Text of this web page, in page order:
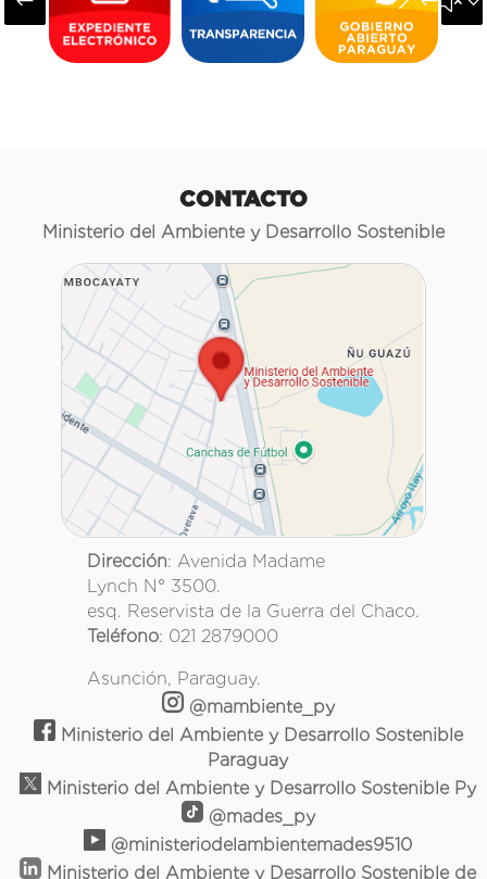
CONTACTO
Ministerio del Ambiente y Desarrollo Sostenible
Dirección: Avenida Madame
Lynch N° 3500.
esq. Reservista de la Guerra del Chaco.
Teléfono: 021 2879000
Asunción, Paraguay.
@mambiente_py
Ministerio del Ambiente y Desarrollo Sostenible
Paraguay
Ministerio del Ambiente y Desarrollo Sostenible Py
@mades_py
@ministeriodelambientemades9510
Ministerio del Ambiente y Desarrollo Sostenible de